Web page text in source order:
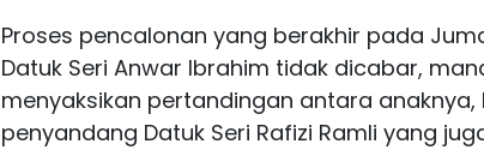
Proses pencalonan yang berakhir pada
Datuk Seri Anwar Ibrahim tidak dicabar,
menyaksikan pertandingan antara anaknya,
penyandang Datuk Seri Rafizi Ramli yang